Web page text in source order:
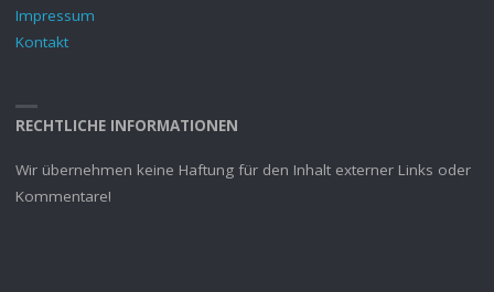
Impressum
Kontakt
RECHTLICHE INFORMATIONEN
Wir übernehmen keine Haftung für den Inhalt externer Links oder
Kommentare!